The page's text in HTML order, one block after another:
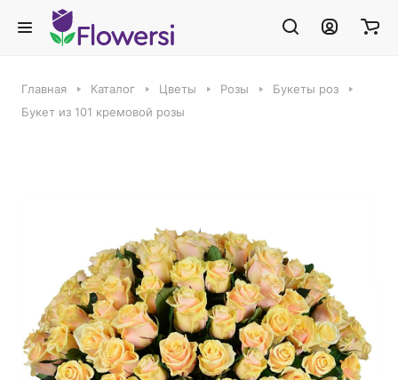
Главная Каталог Цветы Розы
Букеты роз
Букет из 101 кремовой розы